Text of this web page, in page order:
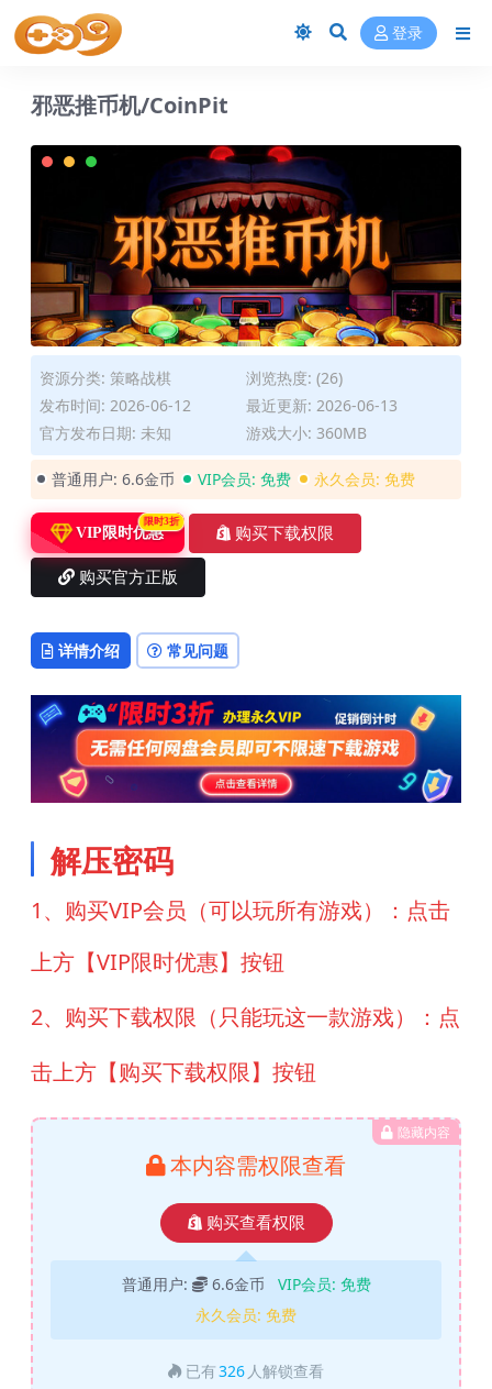
登录
邪恶推币机/CoinPit
资源分类: 策略战棋
浏览热度: (26)
发布时间: 2026-06-12
最近更新: 2026-06-13
官方发布日期: 未知
游戏大小: 360MB
普通用户: 6.6金币 VIP会员: 免费 永久会员: 免费
VIP限时优惠
限时3折
购买下载权限
购买官方正版
详情介绍 常见问题
解压密码
1、购买VIP会员（可以玩所有游戏）：点击
上方【VIP限时优惠】按钮
2、购买下载权限（只能玩这一款游戏）：点
击上方【购买下载权限】按钮
隐藏内容
本内容需权限查看
购买查看权限
普通用户: 6.6金币 VIP会员: 免费
永久会员: 免费
已有326 人解锁查看